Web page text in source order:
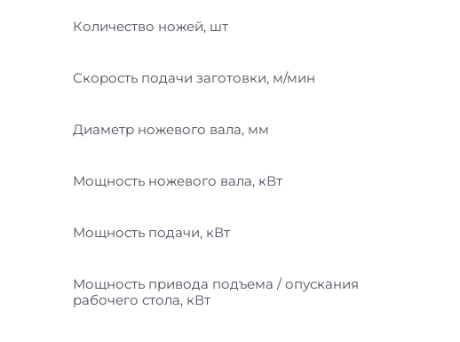
Количество ножей, шт
Скорость подачи заготовки, м/мин
Диаметр ножевого вала, мм
Мощность ножевого вала, кВт
Мощность подачи, кВт
Мощность привода подъема / опускания
рабочего стола, кВт